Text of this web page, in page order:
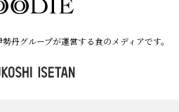
丹グループが運営する食のメディアです。